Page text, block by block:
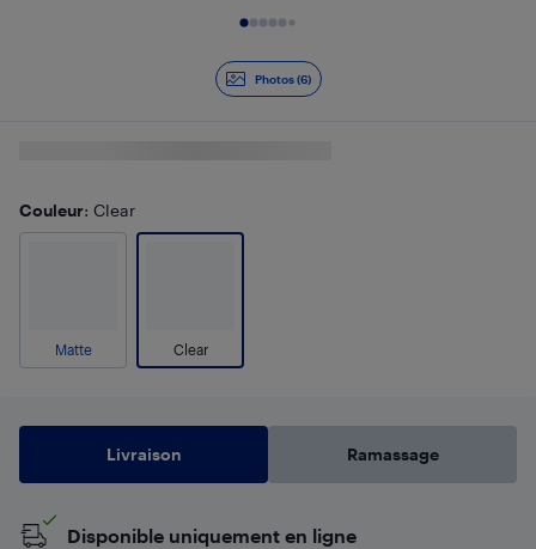
Photos (6)
Couleur: Clear
Matte Clear
Livraison Ramassage
Disponible uniquement en ligne